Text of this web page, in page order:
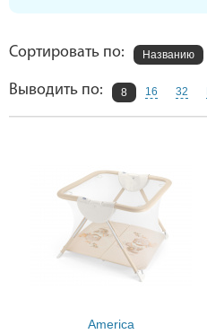
Сортировать по: Названию
Выводить по: 8 16 32
America